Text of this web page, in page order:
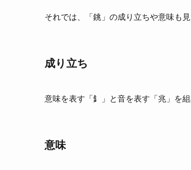
それでは、「銚」の成り立ちや意味も見
成り立ち
意味を表す「釒」と音を表す「兆」を
意味